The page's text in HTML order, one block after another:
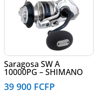
Saragosa SW A
10000PG – SHIMANO
39 900 FCFP